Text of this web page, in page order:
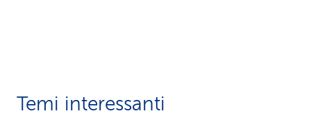
Temi interessanti